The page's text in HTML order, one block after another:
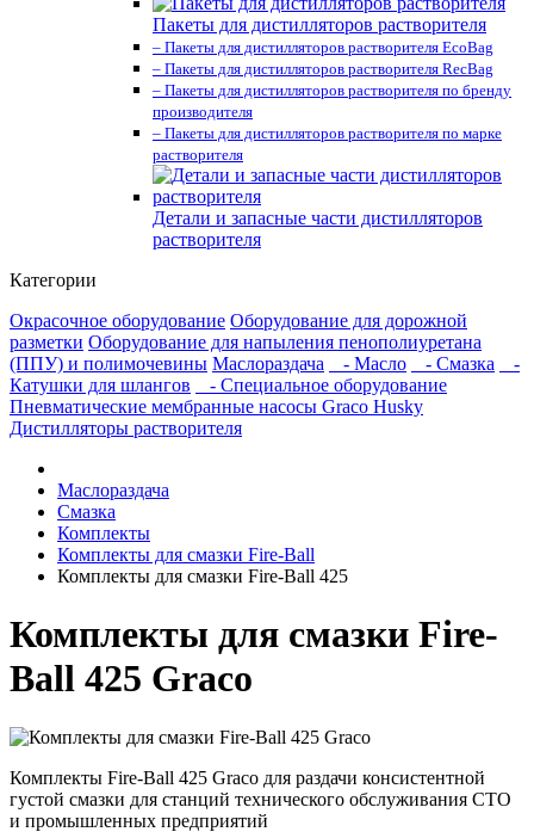
Пакеты для дистилляторов растворителя
– Пакеты для дистилляторов растворителя EcoBag
– Пакеты для дистилляторов растворителя RecBag
– Пакеты для дистилляторов растворителя по бренду
производителя
– Пакеты для дистилляторов растворителя по марке
растворителя
Детали и запасные части дистилляторов
растворителя
Категории
Окрасочное оборудование Оборудование для дорожной
разметки Оборудование для напыления пенополиуретана
(ППУ) и полимочевины Маслораздача - Масло - Смазка
-
Катушки для шлангов
- Специальное оборудование
Пневматические мембранные насосы Graco Husky
Дистилляторы растворителя
Маслораздача
Смазка
Комплекты
Комплекты для смазки Fire-Ball
Комплекты для смазки Fire-Ball 425
Комплекты для смазки Fire-
Ball 425 Graco
Комплекты Fire-Ball 425 Graco для раздачи консистентной
густой смазки для станций технического обслуживания СТО
и промышленных предприятий